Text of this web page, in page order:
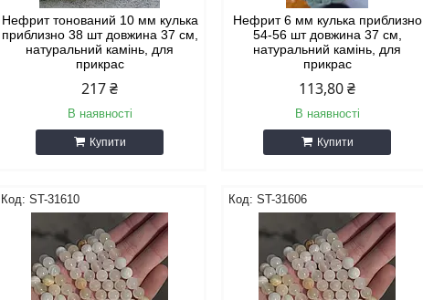
Нефрит тонований 10 мм кулька
приблизно 38 шт довжина 37 см,
натуральний камінь, для
прикрас
217 ₴
В наявності
Купити
Нефрит 6 мм кулька приблизно
54-56 шт довжина 37 см,
натуральний камінь, для
прикрас
113,80 ₴
В наявності
Купити
ST-31610 ST-31606